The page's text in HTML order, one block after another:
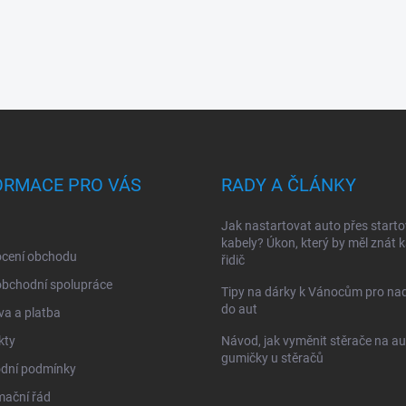
PRO VÁS
obchodu
spolupráce
a platba
podmínky
řád
RADY A ČLÁNKY
Jak nastartovat auto přes
kabely? Úkon, který by měl znát
řidič
Tipy na dárky k Vánocům pro
do aut
Návod, jak vyměnit stěrače na
gumičky u stěračů